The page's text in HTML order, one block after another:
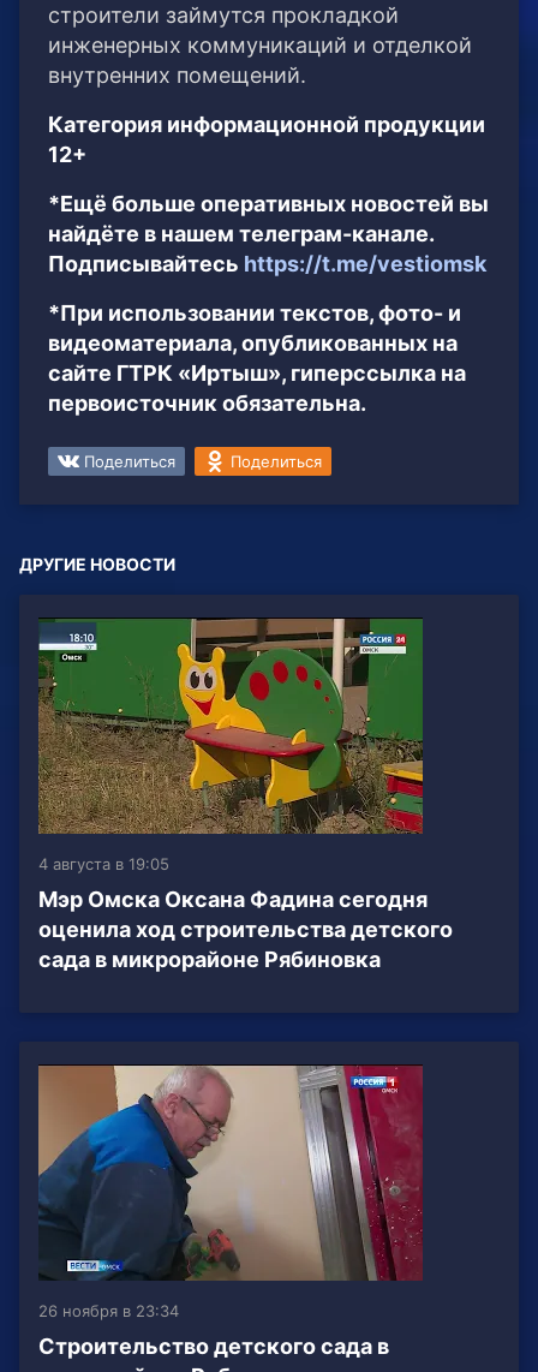
строители займутся прокладкой
инженерных коммуникаций и отделкой
внутренних помещений.
Категория информационной продукции
12+
*Ещё больше оперативных новостей вы
найдёте в нашем телеграм-канале.
Подписывайтесь https://t.me/vestiomsk
*При использовании текстов, фото- и
видеоматериала, опубликованных на
сайте ГТРК «Иртыш», гиперссылка на
первоисточник обязательна.
Поделиться Поделиться
ДРУГИЕ НОВОСТИ
4 августа в 19:05
Мэр Омска Оксана Фадина сегодня
оценила ход строительства детского
сада в микрорайоне Рябиновка
26 ноября в 23:34
Строительство детского сада в